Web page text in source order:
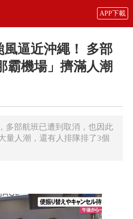
APP下載
逼近沖繩！ 多部
霸機場」擠滿人潮
多部航班已遭到取消，也因此
量人潮，還有人排隊排了3個